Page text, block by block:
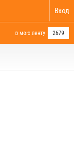
Вход
в мою ленту 2679